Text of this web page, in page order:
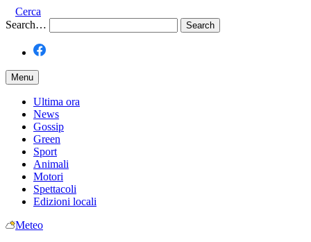
Cerca
Search…
Menu
Ultima ora
News
Gossip
Green
Sport
Animali
Motori
Spettacoli
Edizioni locali
Meteo